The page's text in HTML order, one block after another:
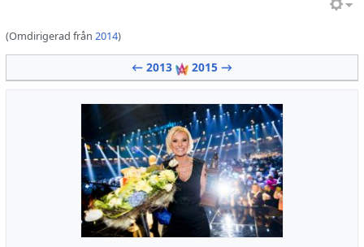
(Omdirigerad från 2014)
← 2013 2015 →